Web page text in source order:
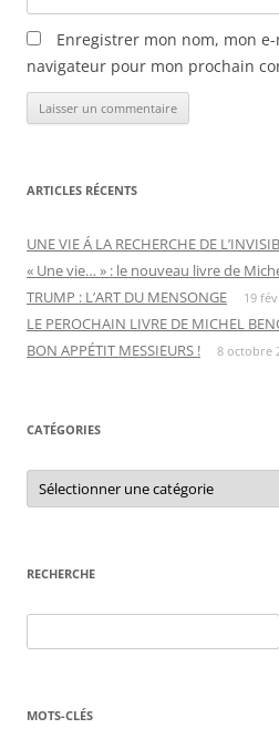
Enregistrer mon nom, mon
navigateur pour mon prochain
ARTICLES RÉCENTS
UNE VIE Á LA RECHERCHE DE
« Une vie… » : le nouveau livre de
TRUMP : L’ART DU MENSONGE 19
LE PEROCHAIN LIVRE DE MICHEL
BON APPÉTIT MESSIEURS ! 8 octobre
CATÉGORIES
C
t
r
i
s
RECHERCHE
e
h
MOTS-CLÉS